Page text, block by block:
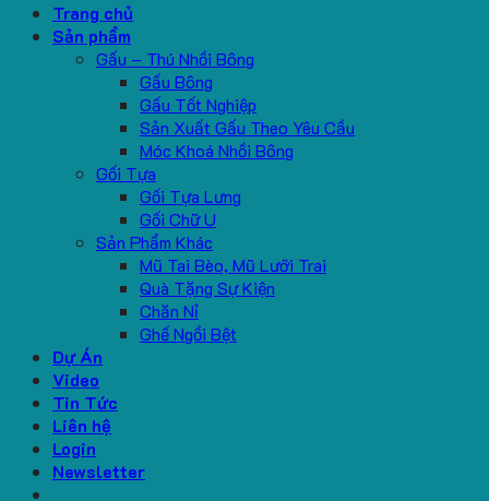
Trang chủ
Sản phẩm
Gấu – Thú Nhồi Bông
Gấu Bông
Gấu Tốt Nghiệp
Sản Xuất Gấu Theo Yêu Cầu
Móc Khoá Nhồi Bông
Gối Tựa
Gối Tựa Lưng
Gối Chữ U
Sản Phẩm Khác
Mũ Tai Bèo, Mũ Lưỡi Trai
Quà Tặng Sự Kiện
Chăn Nỉ
Ghế Ngồi Bệt
Dự Án
Video
Tin Tức
Liên hệ
Login
Newsletter